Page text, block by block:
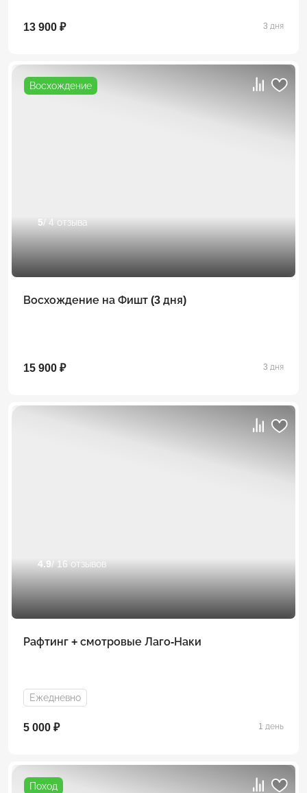
13 900 ₽ 3 дня
Восхождение
5/ 4 отзыва
Восхождение на Фишт (3 дня)
15 900 ₽ 3 дня
4.9 / 16 отзывов
Рафтинг + смотровые Лаго-Наки
Ежедневно
5 000 ₽ 1 день
Поход